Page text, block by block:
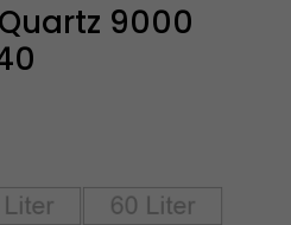
Quartz 9000